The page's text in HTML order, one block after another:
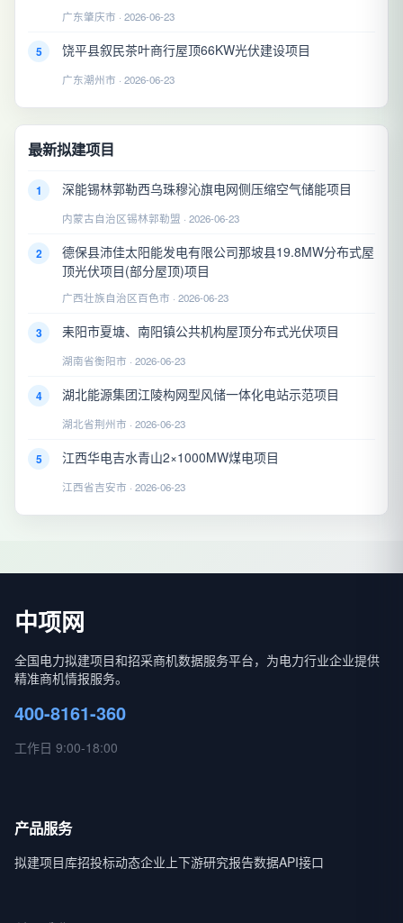
广东肇庆市 · 2026-06-23
5 饶平县叙民茶叶商行屋顶66KW光伏建设项目
广东潮州市 · 2026-06-23
最新拟建项目
1 深能锡林郭勒西乌珠穆沁旗电网侧压缩空气储能项目
内蒙古自治区锡林郭勒盟 · 2026-06-23
2
德保县沛佳太阳能发电有限公司那坡县19.8MW分布式屋
顶光伏项目(部分屋顶)项目
广西壮族自治区百色市 · 2026-06-23
3 耒阳市夏塘、南阳镇公共机构屋顶分布式光伏项目
湖南省衡阳市 · 2026-06-23
4 湖北能源集团江陵构网型风储一体化电站示范项目
湖北省荆州市 · 2026-06-23
5 江西华电吉水青山2×1000MW煤电项目
江西省吉安市 · 2026-06-23
中项网
全国电力拟建项目和招采商机数据服务平台，为电力行业企业提供
精准商机情报服务。
400-8161-360
工作日 9:00-18:00
产品服务
拟建项目库招投标动态企业上下游研究报告数据API接口